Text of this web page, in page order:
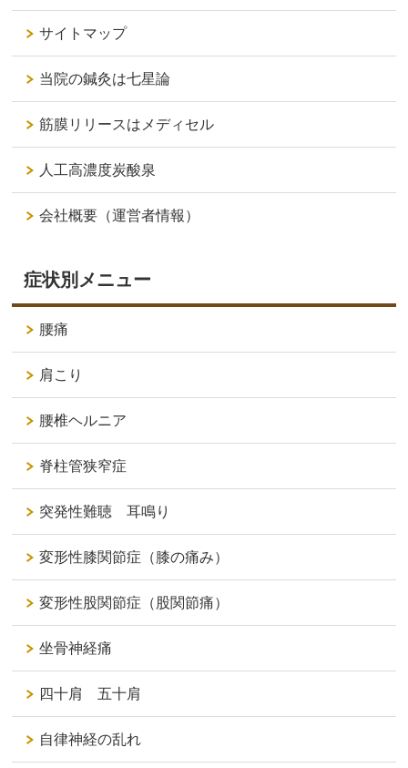
サイトマップ
当院の鍼灸は七星論
筋膜リリースはメディセル
人工高濃度炭酸泉
会社概要（運営者情報）
症状別メニュー
腰痛
肩こり
腰椎ヘルニア
脊柱管狭窄症
突発性難聴 耳鳴り
変形性膝関節症（膝の痛み）
変形性股関節症（股関節痛）
坐骨神経痛
四十肩 五十肩
自律神経の乱れ